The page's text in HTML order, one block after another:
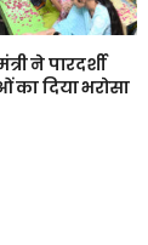
ने पारदर्शी
का दिया भरोसा